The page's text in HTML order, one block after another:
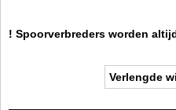
! Spoorverbreders worden
Verlengde